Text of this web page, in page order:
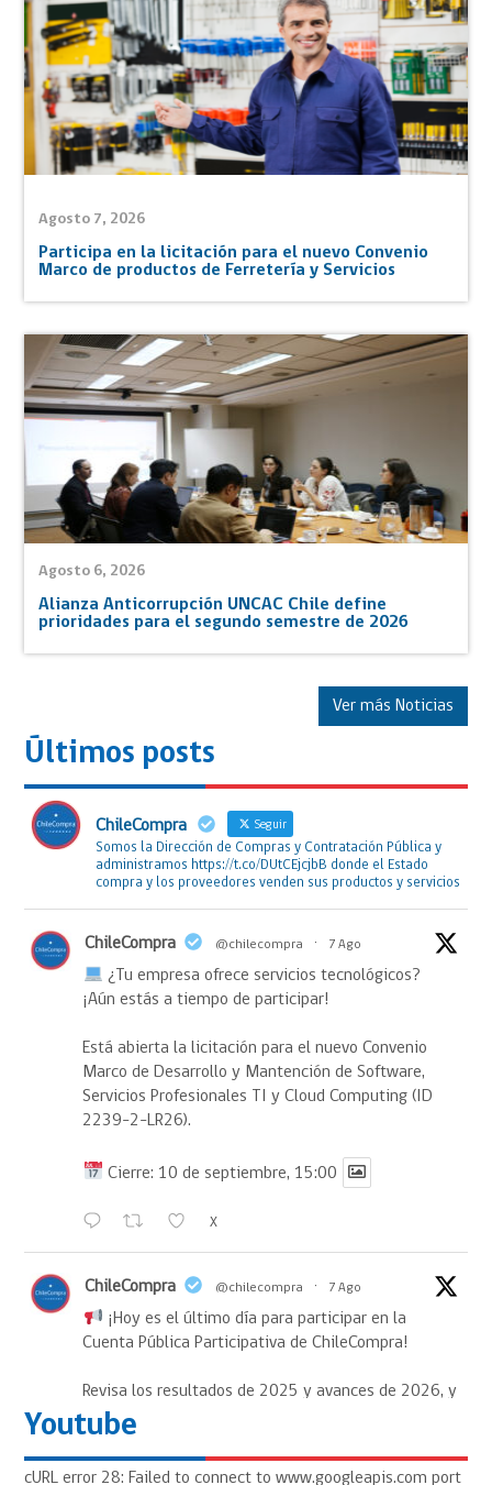
Agosto 7, 2026
Participa en la licitación para el nuevo Convenio
Marco de productos de Ferretería y Servicios
Agosto 6, 2026
Alianza Anticorrupción UNCAC Chile define
prioridades para el segundo semestre de 2026
Ver más Noticias
Últimos posts
ChileCompra Seguir
Somos la Dirección de Compras y Contratación Pública y
administramos https://t.co/DUtCEjcjbB donde el Estado
compra y los proveedores venden sus productos y servicios
ChileCompra @chilecompra · 7 Ago
¿Tu empresa ofrece servicios tecnológicos?
¡Aún estás a tiempo de participar!
Está abierta la licitación para el nuevo Convenio
Marco de Desarrollo y Mantención de Software,
Servicios Profesionales TI y Cloud Computing (ID
2239-2-LR26).
Cierre: 10 de septiembre, 15:00
X
ChileCompra @chilecompra · 7 Ago
¡Hoy es el último día para participar en la
Cuenta Pública Participativa de ChileCompra!
Revisa los resultados de 2025 y avances de 2026, y
envía tus preguntas o comentarios.
Revisa la Cuenta Pública:
Youtube
cURL error 28: Failed to connect to www.googleapis.com port